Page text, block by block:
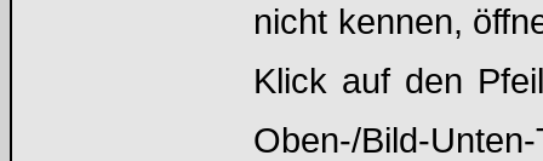
nicht kennen,
Klick auf den
Oben-/Bild-